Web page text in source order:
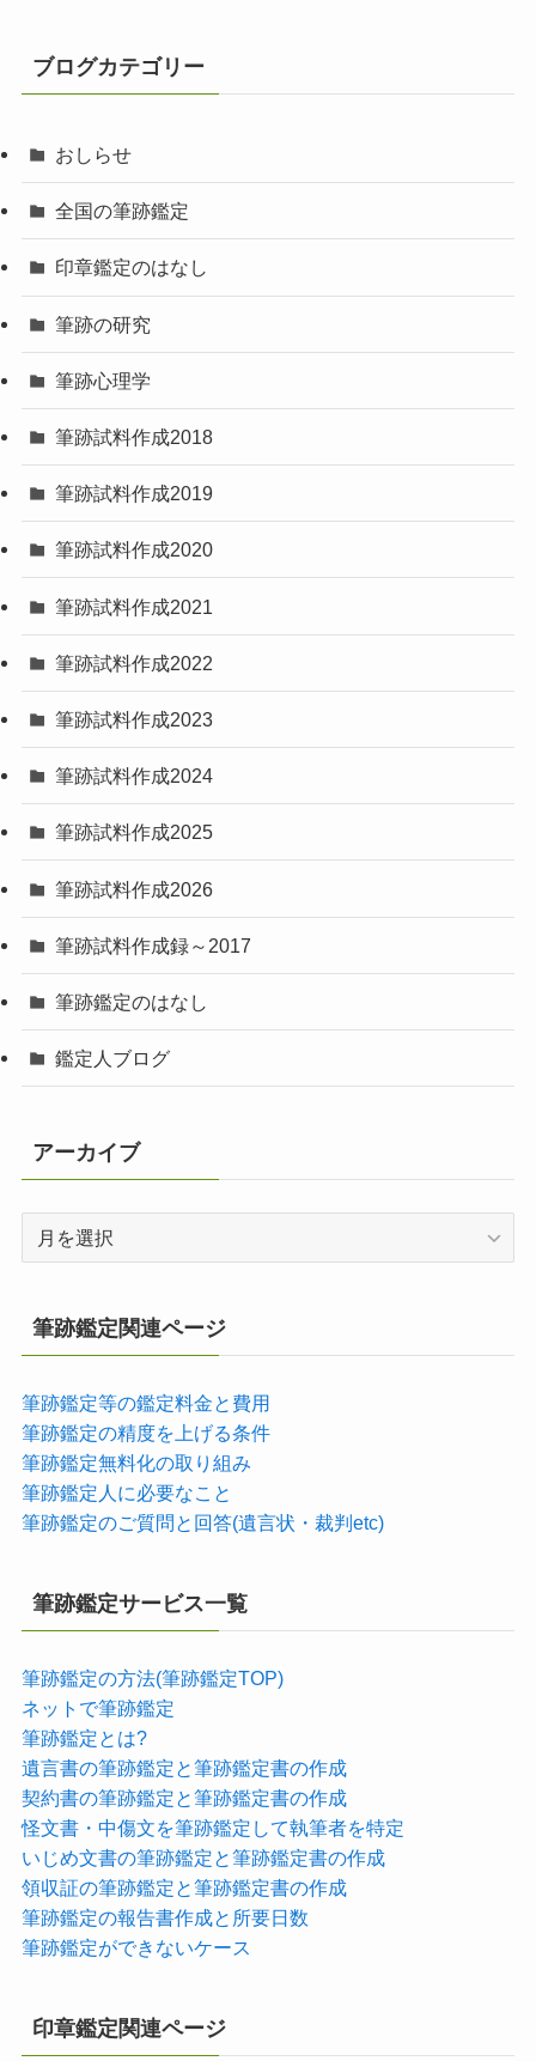
ブログカテゴリー
おしらせ
全国の筆跡鑑定
印章鑑定のはなし
筆跡の研究
筆跡心理学
筆跡試料作成2018
筆跡試料作成2019
筆跡試料作成2020
筆跡試料作成2021
筆跡試料作成2022
筆跡試料作成2023
筆跡試料作成2024
筆跡試料作成2025
筆跡試料作成2026
筆跡試料作成録～2017
筆跡鑑定のはなし
鑑定人ブログ
アーカイブ
イ
筆跡鑑定関連ページ
筆跡鑑定等の鑑定料金と費用
筆跡鑑定の精度を上げる条件
筆跡鑑定無料化の取り組み
筆跡鑑定人に必要なこと
筆跡鑑定のご質問と回答(遺言状・裁判etc)
筆跡鑑定サービス一覧
筆跡鑑定の方法(筆跡鑑定TOP)
ネットで筆跡鑑定
筆跡鑑定とは?
遺言書の筆跡鑑定と筆跡鑑定書の作成
契約書の筆跡鑑定と筆跡鑑定書の作成
怪文書・中傷文を筆跡鑑定して執筆者を特定
いじめ文書の筆跡鑑定と筆跡鑑定書の作成
領収証の筆跡鑑定と筆跡鑑定書の作成
筆跡鑑定の報告書作成と所要日数
筆跡鑑定ができないケース
印章鑑定関連ページ